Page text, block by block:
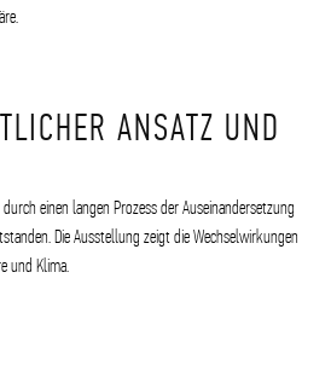
ANSATZ UND
einen langen Prozess der Auseinandersetzung
Die Ausstellung zeigt die Wechselwirkungen
und Klima.